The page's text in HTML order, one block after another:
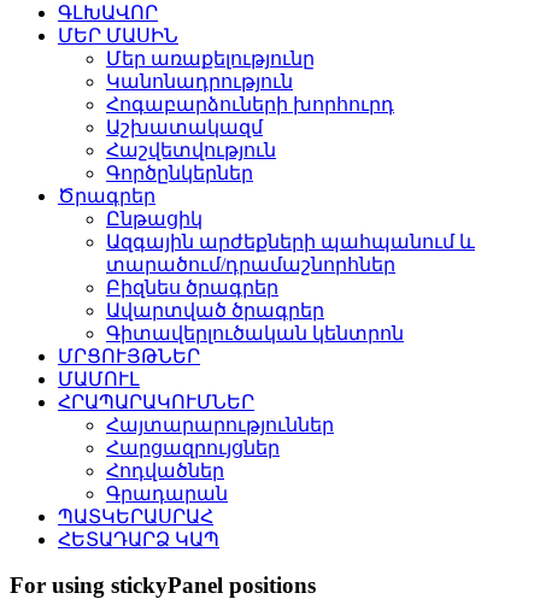
ԳԼԽԱՎՈՐ
ՄԵՐ ՄԱՍԻՆ
Մեր առաքելությունը
Կանոնադրություն
Հոգաբարձուների խորհուրդ
Աշխատակազմ
Հաշվետվություն
Գործընկերներ
Ծրագրեր
Ընթացիկ
Ազգային արժեքների պահպանում և
տարածում/դրամաշնորհներ
Բիզնես ծրագրեր
Ավարտված ծրագրեր
Գիտավերլուծական կենտրոն
ՄՐՑՈՒՅԹՆԵՐ
ՄԱՄՈՒԼ
ՀՐԱՊԱՐԱԿՈՒՄՆԵՐ
Հայտարարություններ
Հարցազրույցներ
Հոդվածներ
Գրադարան
ՊԱՏԿԵՐԱՍՐԱՀ
ՀԵՏԱԴԱՐՁ ԿԱՊ
For using stickyPanel positions